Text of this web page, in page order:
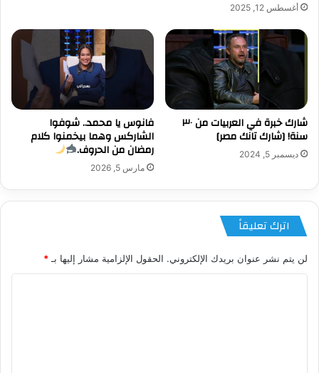
أغسطس 12, 2025
شارك خبرة في العربيات من ٣٠
سنة! [شارك تانك مصر]
ديسمبر 5, 2024
فانوس يا محمد.. شوفوا
الشاركس وهما بيخمنوا كلام
رمضان من الحروف.
مارس 5, 2026
اترك تعليقاً
لن يتم نشر عنوان بريدك الإلكتروني. الحقول الإلزامية مشار إليها بـ *